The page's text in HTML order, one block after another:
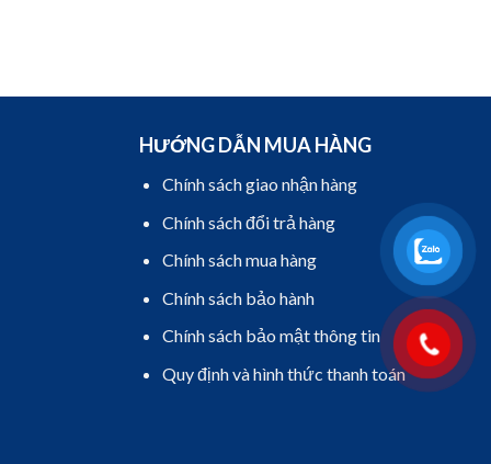
HƯỚNG DẪN MUA HÀNG
Chính sách giao nhận hàng
Chính sách đổi trả hàng
Chính sách mua hàng
Chính sách bảo hành
Chính sách bảo mật thông tin
Quy định và hình thức thanh toán